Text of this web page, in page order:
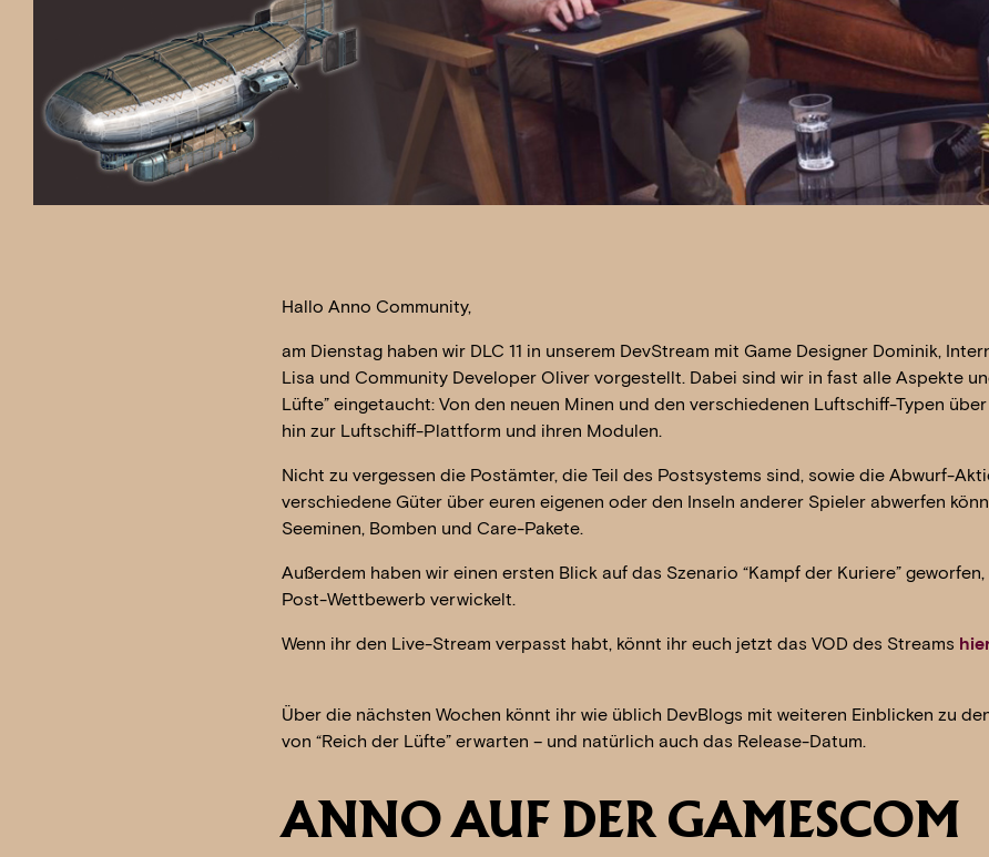
Hallo Anno Community,
am Dienstag haben wir DLC 11 in unserem DevStream mit Game Designer Dominik,
Lisa und Community Developer Oliver vorgestellt. Dabei sind wir in fast alle Aspekte
Lüfte” eingetaucht: Von den neuen Minen und den verschiedenen Luftschiff-Typen
hin zur Luftschiff-Plattform und ihren Modulen.
Nicht zu vergessen die Postämter, die Teil des Postsystems sind, sowie die Abwurf-
verschiedene Güter über euren eigenen oder den Inseln anderer Spieler abwerfen
Seeminen, Bomben und Care-Pakete.
Außerdem haben wir einen ersten Blick auf das Szenario “Kampf der Kuriere”
Post-Wettbewerb verwickelt.
Wenn ihr den Live-Stream verpasst habt, könnt ihr euch jetzt das VOD des Streams
Über die nächsten Wochen könnt ihr wie üblich DevBlogs mit weiteren Einblicken zu
von “Reich der Lüfte” erwarten – und natürlich auch das Release-Datum.
ANNO AUF DER GAMESCOM